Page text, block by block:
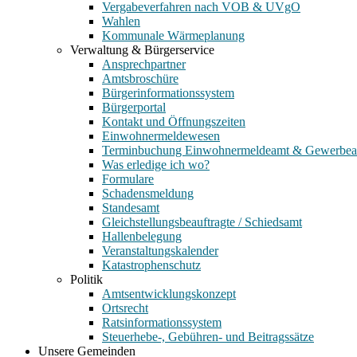
Vergabeverfahren nach VOB & UVgO
Wahlen
Kommunale Wärmeplanung
Verwaltung & Bürgerservice
Ansprechpartner
Amtsbroschüre
Bürgerinformationssystem
Bürgerportal
Kontakt und Öffnungszeiten
Einwohnermeldewesen
Terminbuchung Einwohnermeldeamt &
Was erledige ich wo?
Formulare
Schadensmeldung
Standesamt
Gleichstellungsbeauftragte / Schiedsamt
Hallenbelegung
Veranstaltungskalender
Katastrophenschutz
Politik
Amtsentwicklungskonzept
Ortsrecht
Ratsinformationssystem
Steuerhebe-, Gebühren- und Beitragssätze
Unsere Gemeinden